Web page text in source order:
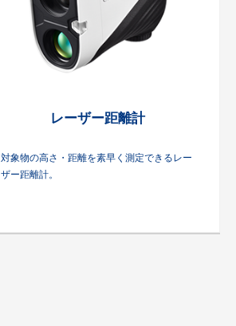
レーザー距離計
対象物の高さ・距離を素早く測定できるレー
ザー距離計。